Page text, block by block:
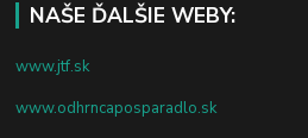
NAŠE ĎALŠIE WEBY:
www.jtf.sk
www.odhrncaposparadlo.sk